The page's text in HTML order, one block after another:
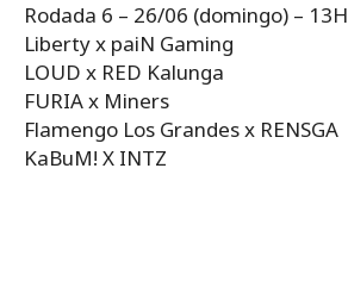
Rodada 6 – 26/06 (domingo) – 13H
Liberty x paiN Gaming
LOUD x RED Kalunga
FURIA x Miners
Flamengo Los Grandes x RENSGA
KaBuM! X INTZ